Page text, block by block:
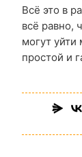
Всё это в
всё равно,
могут
простой и